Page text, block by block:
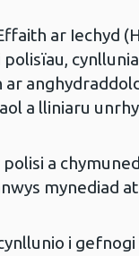
ar Iechyd
a lliniaru
a
mynediad
i